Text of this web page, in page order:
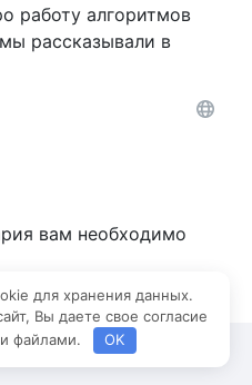
работу алгоритмов
рассказывали в
вам необходимо
для хранения данных.
Вы даете свое согласие
файлами.
OK